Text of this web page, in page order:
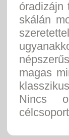
óradizájn
skálán
magas
Nincs